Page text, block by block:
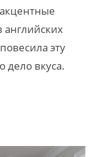
английских
эту
дело вкуса.